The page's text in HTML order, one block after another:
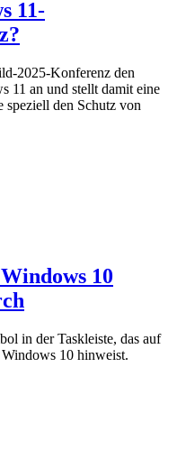
11-
2025-Konferenz den
11 an und stellt damit eine
speziell den Schutz von
10
in der Taskleiste, das auf
10 hinweist.